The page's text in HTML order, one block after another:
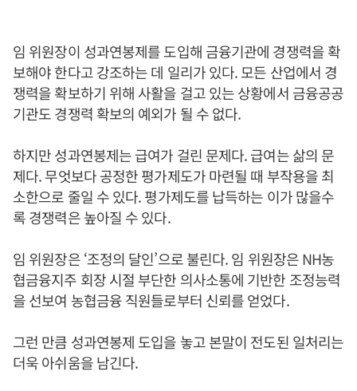
임 위원장이 성과연봉제를 도입해 금융기관에 경쟁력을 확
보해야 한다고 강조하는 데 일리가 있다. 모든 산업에서 경
쟁력을 확보하기 위해 사활을 걸고 있는 상황에서 금융공공
기관도 경쟁력 확보의 예외가 될 수 없다.
하지만 성과연봉제는 급여가 걸린 문제다. 급여는 삶의 문
제다. 무엇보다 공정한 평가제도가 마련될 때 부작용을 최
소한으로 줄일 수 있다. 평가제도를 납득하는 이가 많을수
록 경쟁력은 높아질 수 있다.
임 위원장은 ‘조정의 달인’으로 불린다. 임 위원장은 NH농
협금융지주 회장 시절 부단한 의사소통에 기반한 조정능력
을 선보여 농협금융 직원들로부터 신뢰를 얻었다.
그런 만큼 성과연봉제 도입을 놓고 본말이 전도된 일처리는
더욱 아쉬움을 남긴다.